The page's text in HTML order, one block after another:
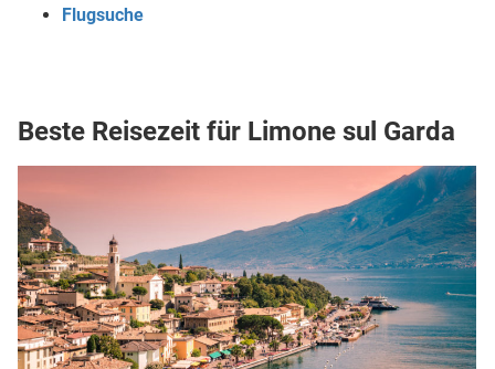
Flugsuche
Beste Reisezeit für Limone sul Garda